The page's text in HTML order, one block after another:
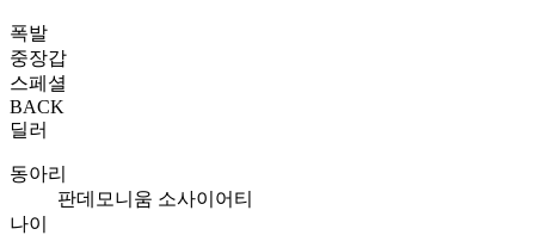
폭발
중장갑
스페셜
BACK
딜러
동아리
판데모니움 소사이어티
나이